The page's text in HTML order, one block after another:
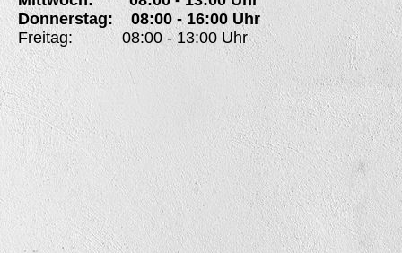
Donnerstag: 08:00 - 16:00 Uhr
Freitag: 08:00 - 13:00 Uhr